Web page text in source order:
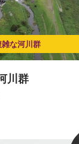
な河川群
川群